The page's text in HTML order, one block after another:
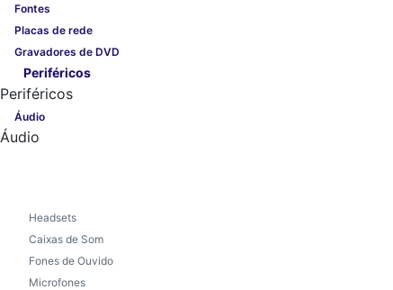
Fontes
Placas de rede
Gravadores de DVD
Periféricos
Periféricos
Áudio
Áudio
Headsets
Caixas de Som
Fones de Ouvido
Microfones